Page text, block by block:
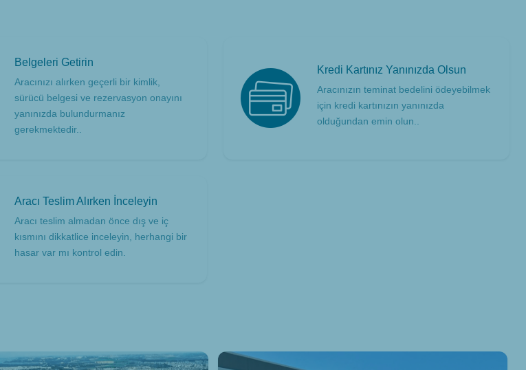
Belgeleri Getirin
Aracınızı alırken geçerli bir kimlik,
sürücü belgesi ve rezervasyon onayını
yanınızda bulundurmanız
gerekmektedir..
Kredi Kartınız Yanınızda Olsun
Aracınızın teminat bedelini ödeyebilmek
için kredi kartınızın yanınızda
olduğundan emin olun..
Aracı Teslim Alırken İnceleyin
Aracı teslim almadan önce dış ve iç
kısmını dikkatlice inceleyin, herhangi bir
hasar var mı kontrol edin.